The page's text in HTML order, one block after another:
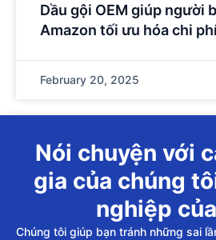
Dầu gội OEM giúp người
Amazon tối ưu hóa chi
February 20, 2025
Nói chuyện với
gia của chúng
nghiệp
Chúng tôi giúp bạn tránh những sai